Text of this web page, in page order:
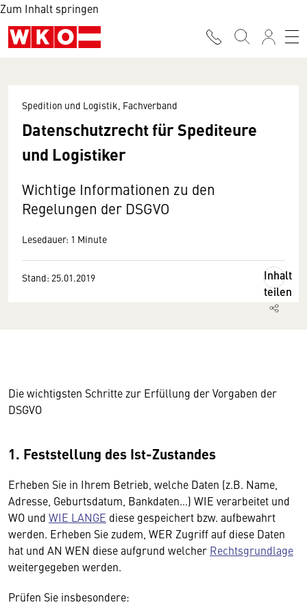
Zum Inhalt springen
Spedition und Logistik, Fachverband
Datenschutzrecht für Spediteure
und Logistiker
Wichtige Informationen zu den
Regelungen der DSGVO
Lesedauer: 1 Minute
Stand: 25.01.2019
Inhalt
teilen
Die wichtigsten Schritte zur Erfüllung der Vorgaben der
DSGVO
1. Feststellung des Ist-Zustandes
Erheben Sie in Ihrem Betrieb, welche Daten (z.B. Name,
Adresse, Geburtsdatum, Bankdaten…) WIE verarbeitet und
WO und WIE LANGE diese gespeichert bzw. aufbewahrt
werden. Erheben Sie zudem, WER Zugriff auf diese Daten
hat und AN WEN diese aufgrund welcher Rechtsgrundlage
weitergegeben werden.
Prüfen Sie insbesondere: